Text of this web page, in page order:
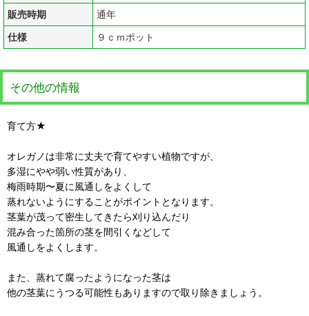
販売時期
通年
仕様
９ｃｍポット
その他の情報
育て方★
オレガノは非常に丈夫で育てやすい植物ですが、
多湿にやや弱い性質があり、
梅雨時期〜夏に風通しをよくして
蒸れないようにすることがポイントとなります。
茎葉が茂って密生してきたら刈り込んだり
混み合った箇所の茎を間引くなどして
風通しをよくします。
また、蒸れて腐ったようになった茎は
他の茎葉にうつる可能性もありますので取り除きましょう。